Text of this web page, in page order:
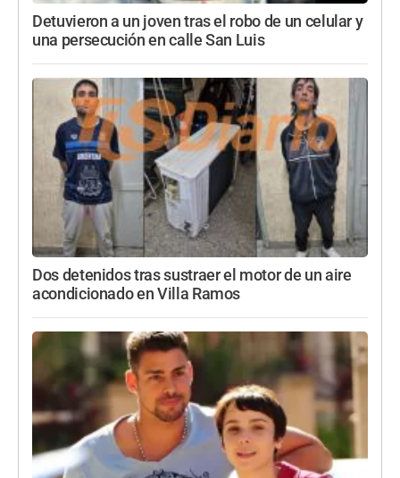
Detuvieron a un joven tras el robo de un celular y
una persecución en calle San Luis
Dos detenidos tras sustraer el motor de un aire
acondicionado en Villa Ramos